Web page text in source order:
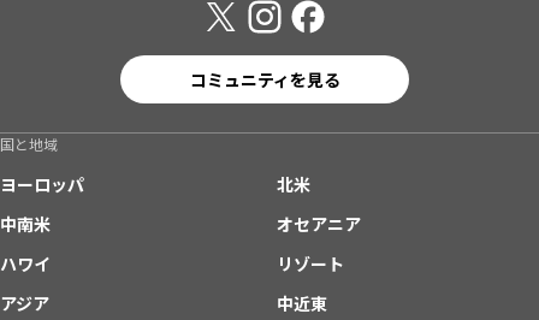
コミュニティを見る
国と地域
ヨーロッパ
北米
中南米
オセアニア
ハワイ
リゾート
アジア
中近東